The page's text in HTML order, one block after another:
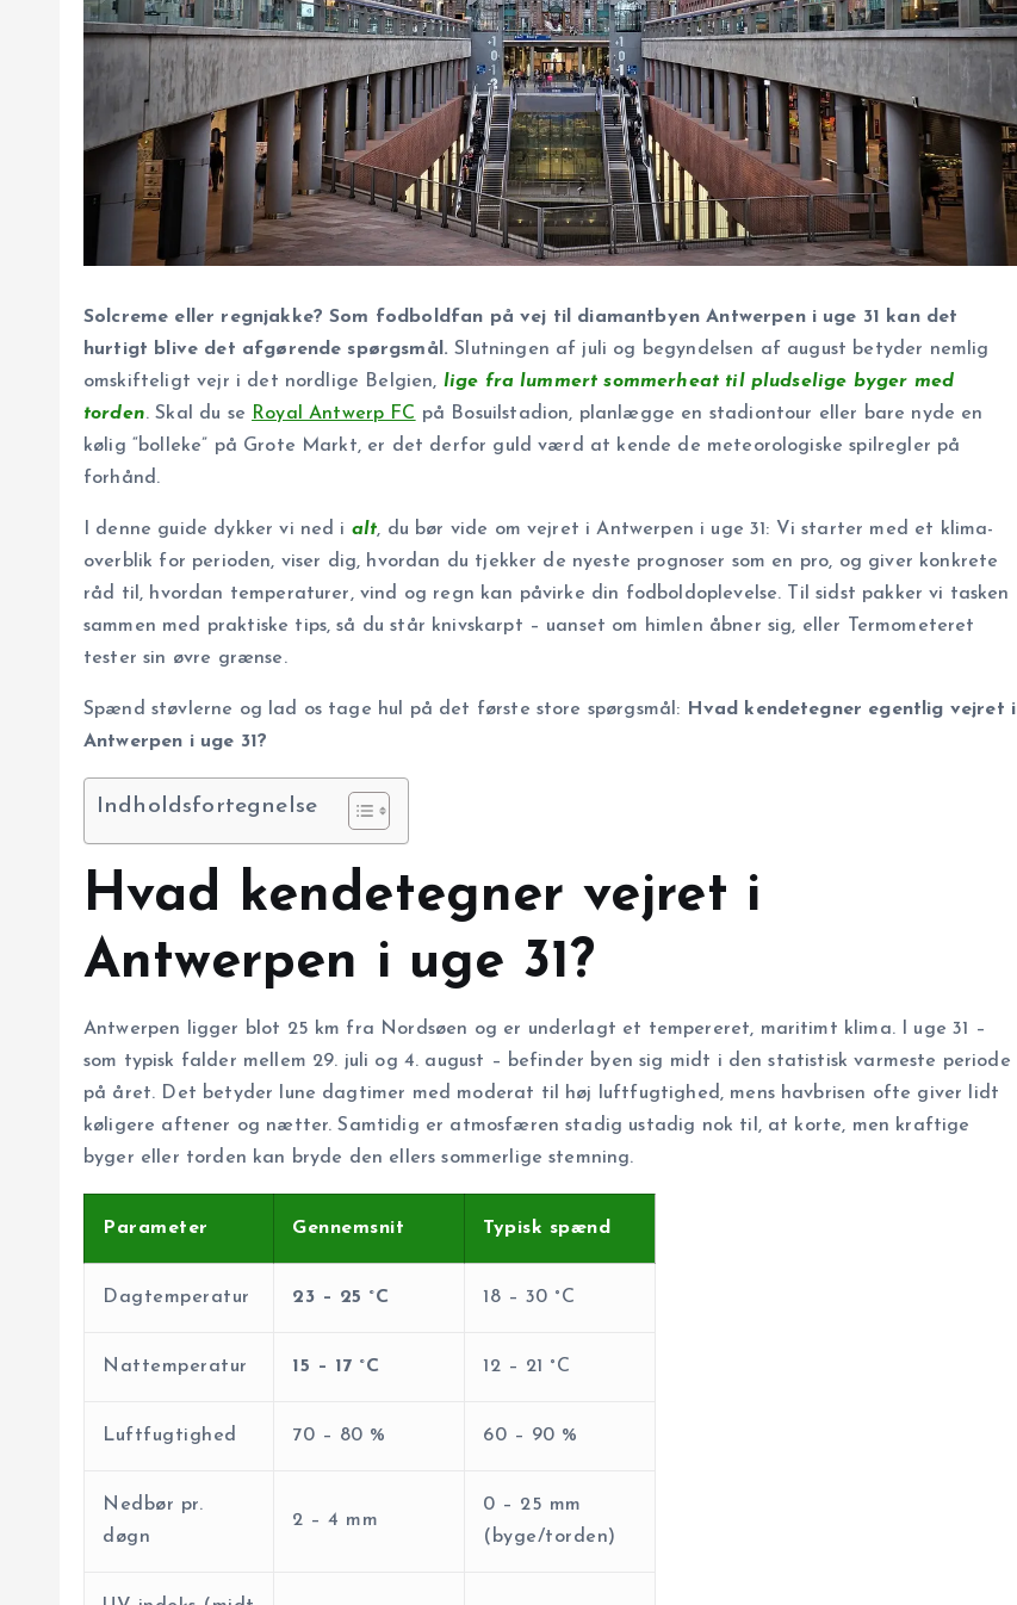
Solcreme eller regnjakke? Som fodboldfan på vej til diamantbyen Antwerpen i uge 31 kan det
hurtigt blive det afgørende spørgsmål. Slutningen af juli og begyndelsen af august betyder nemlig
omskifteligt vejr i det nordlige Belgien, lige fra lummert sommerheat til pludselige byger med
torden. Skal du se Royal Antwerp FC på Bosuilstadion, planlægge en stadiontour eller bare nyde en
kølig “bolleke” på Grote Markt, er det derfor guld værd at kende de meteorologiske spilregler på
forhånd.
I denne guide dykker vi ned i alt, du bør vide om vejret i Antwerpen i uge 31: Vi starter med et klima-
overblik for perioden, viser dig, hvordan du tjekker de nyeste prognoser som en pro, og giver konkrete
råd til, hvordan temperaturer, vind og regn kan påvirke din fodboldoplevelse. Til sidst pakker vi tasken
sammen med praktiske tips, så du står knivskarpt – uanset om himlen åbner sig, eller Termometeret
tester sin øvre grænse.
Spænd støvlerne og lad os tage hul på det første store spørgsmål: Hvad kendetegner egentlig vejret i
Antwerpen i uge 31?
Indholdsfortegnelse
Hvad kendetegner vejret i
Antwerpen i uge 31?
Antwerpen ligger blot 25 km fra Nordsøen og er underlagt et tempereret, maritimt klima. I uge 31 –
som typisk falder mellem 29. juli og 4. august – befinder byen sig midt i den statistisk varmeste periode
på året. Det betyder lune dagtimer med moderat til høj luftfugtighed, mens havbrisen ofte giver lidt
køligere aftener og nætter. Samtidig er atmosfæren stadig ustadig nok til, at korte, men kraftige
byger eller torden kan bryde den ellers sommerlige stemning.
Parameter Gennemsnit Typisk spænd
Dagtemperatur 23 – 25 °C 18 – 30 °C
Nattemperatur 15 – 17 °C 12 – 21 °C
Luftfugtighed 70 – 80 % 60 – 90 %
Nedbør pr.
døgn
2 – 4 mm
0 – 25 mm
(byge/torden)